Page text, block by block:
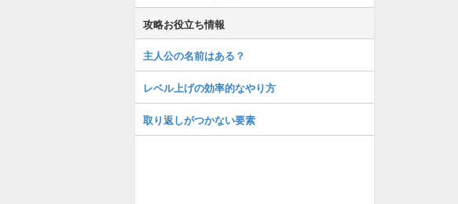
攻略お役立ち情報
主人公の名前はある？
レベル上げの効率的なやり方
取り返しがつかない要素